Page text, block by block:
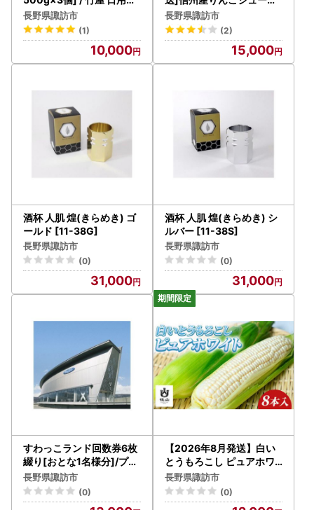
味噌 信州 長野県 諏訪市 諏
訪 [16-01]
長野県諏訪市
(1)
10,000
1L瓶詰め 6本[箱入り]/笠
原果樹園[80-01]
長野県諏訪市
(2)
15,000
酒杯 人肌 煌(きらめき) ゴ
ールド [11-38G]
長野県諏訪市
(0)
31,000
酒杯 人肌 煌(きらめき) シ
ルバー [11-38S]
長野県諏訪市
(0)
31,000
すわっこランド回数券6枚
綴り[おとな1名様分]/プー
ル 温泉 トレーニング[71-
01]
長野県諏訪市
(0)
【2026年8月発送】白い
とうもろこし ピュアホワ
イト8本入り3.3kg/Suwa
後山ブランド化プロジェク
ト[67-02]
長野県諏訪市
(0)